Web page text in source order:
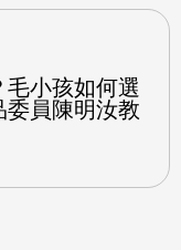
毛小孩如何選
員陳明汝教